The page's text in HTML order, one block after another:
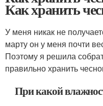
Как хранить
У меня никак не
марту он у меня почти
Поэтому я решила
правильно хранить
При какой